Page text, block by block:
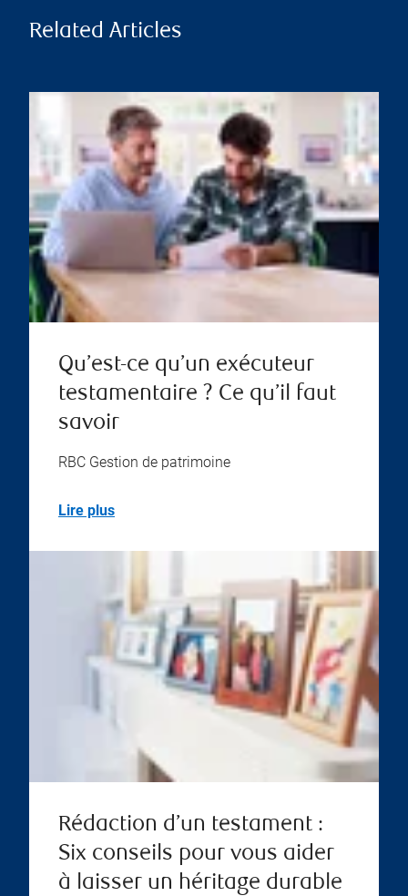
Related Articles
Qu’est-ce qu’un exécuteur
testamentaire ? Ce qu’il faut
savoir
RBC Gestion de patrimoine
Lire plus
Rédaction d’un testament :
Six conseils pour vous aider
à laisser un héritage durable